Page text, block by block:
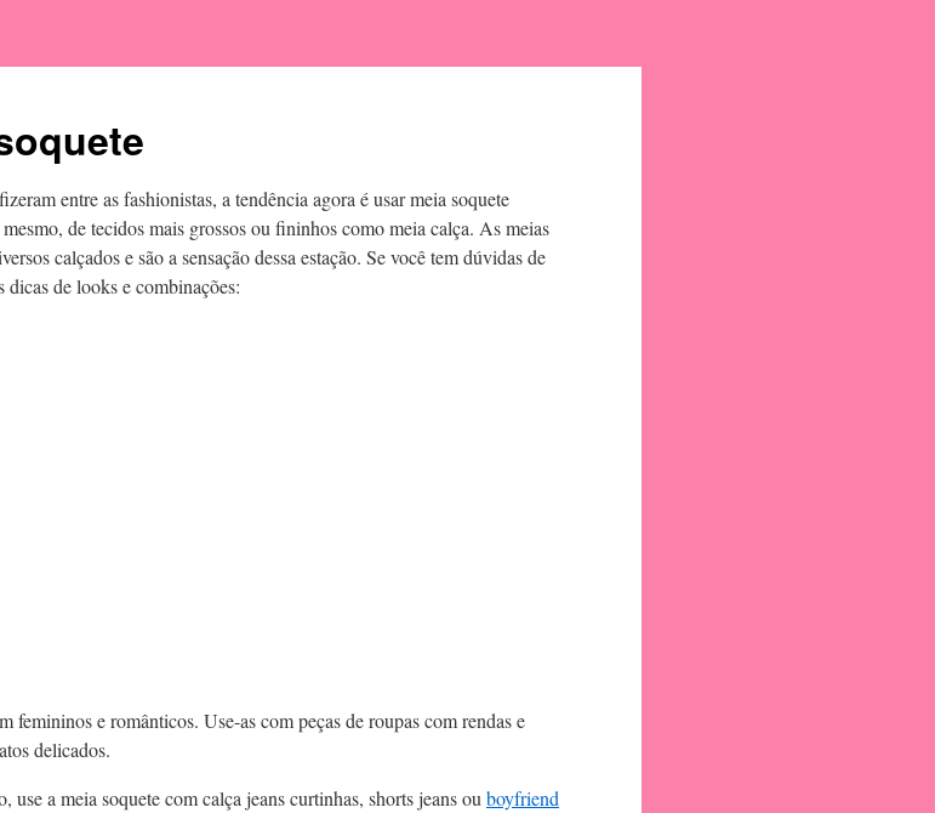
entre as fashionistas, a tendência agora é usar meia soquete
de tecidos mais grossos ou fininhos como meia calça. As meias
calçados e são a sensação dessa estação. Se você tem dúvidas de
dicas de looks e combinações:
femininos e românticos. Use-as com peças de roupas com rendas e
delicados.
a meia soquete com calça jeans curtinhas, shorts jeans ou boyfriend